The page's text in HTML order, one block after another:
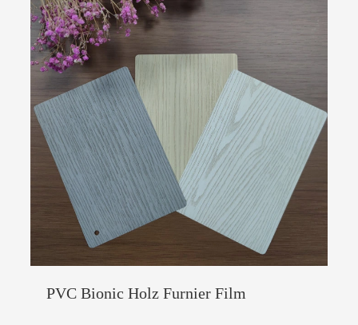
PVC Bionic Holz Furnier Film